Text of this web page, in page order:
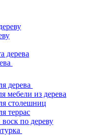
дерева
дерева
мебели из дерева
столешниц
террас
по дереву